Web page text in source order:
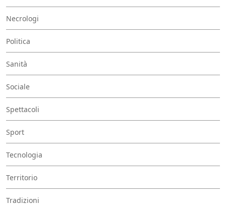
Necrologi
Politica
Sanità
Sociale
Spettacoli
Sport
Tecnologia
Territorio
Tradizioni